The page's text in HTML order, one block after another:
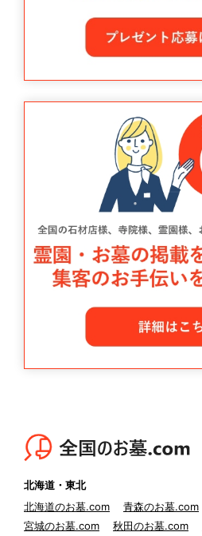
北海道・東北
北海道のお墓.com
青森のお墓.com
宮城のお墓.com
秋田のお墓.com